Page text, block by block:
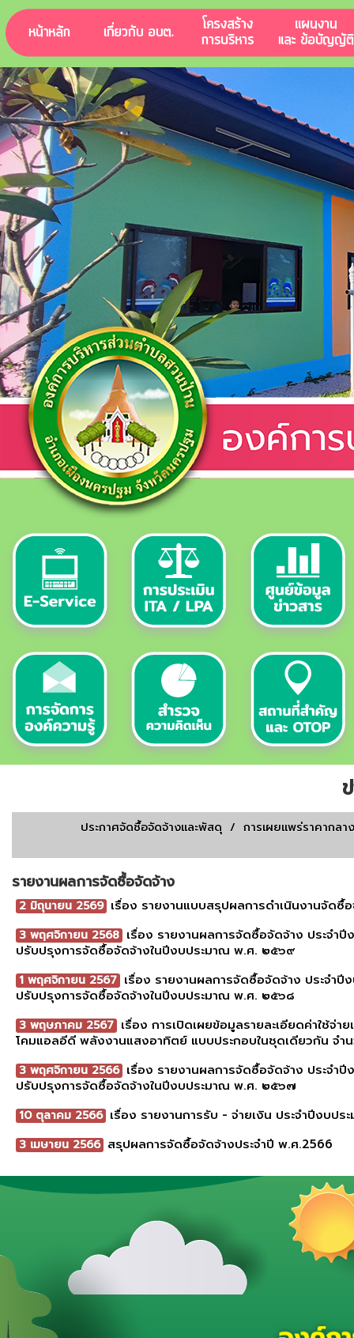
ประกาศจัดชื้อจัดจ้างเเละพัสดุ / การเผยเเพร่ราคากล
รายงานผลการจัดซื้อจัดจ้าง
2 มิถุนายน 2569 เรื่อง รายงานแบบสรุปผลการดำเนินงานจั
3 พฤศจิกายน 2568 เรื่อง รายงานผลการจัดซื้อจัดจ้าง ประจำ
ปรับปรุงการจัดซื้อจัดจ้างในปีงบประมาณ พ.ศ. ๒๕๖๙
1 พฤศจิกายน 2567 เรื่อง รายงานผลการจัดซื้อจัดจ้าง ประจำ
ปรับปรุงการจัดซื้อจัดจ้างในปีงบประมาณ พ.ศ. ๒๕๖๘
3 พฤษภาคม 2567 เรื่อง การเปิดเผยข้อมูลรายละเอียดค่าใช้
โคมแอลอีดี พลังงานแสงอาทิตย์ แบบประกอบในชุดเดียวกัน จ
3 พฤศจิกายน 2566 เรื่อง รายงานผลการจัดซื้อจัดจ้าง ประจำ
ปรับปรุงการจัดซื้อจัดจ้างในปีงบประมาณ พ.ศ. ๒๕๖๗
10 ตุลาคม 2566 เรื่อง รายงานการรับ - จ่ายเงิน ประจำปีงบป
3 เมษายน 2566 สรุปผลการจัดซื้อจัดจ้างประจำปี พ.ศ.2566